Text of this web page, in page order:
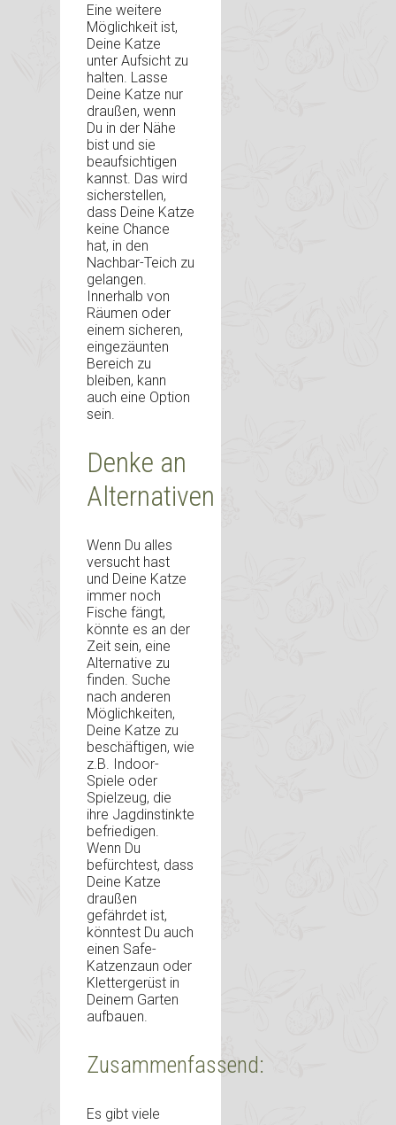
Eine weitere
Möglichkeit ist,
Deine Katze
unter Aufsicht zu
halten. Lasse
Deine Katze nur
draußen, wenn
Du in der Nähe
bist und sie
beaufsichtigen
kannst. Das wird
sicherstellen,
dass Deine Katze
keine Chance
hat, in den
Nachbar-Teich zu
gelangen.
Innerhalb von
Räumen oder
einem sicheren,
eingezäunten
Bereich zu
bleiben, kann
auch eine Option
sein.
Denke an
Alternativen
Wenn Du alles
versucht hast
und Deine Katze
immer noch
Fische fängt,
könnte es an der
Zeit sein, eine
Alternative zu
finden. Suche
nach anderen
Möglichkeiten,
Deine Katze zu
beschäftigen, wie
z.B. Indoor-
Spiele oder
Spielzeug, die
ihre Jagdinstinkte
befriedigen.
Wenn Du
befürchtest, dass
Deine Katze
draußen
gefährdet ist,
könntest Du auch
einen Safe-
Katzenzaun oder
Klettergerüst in
Deinem Garten
aufbauen.
Zusammenfassend:
Es gibt viele